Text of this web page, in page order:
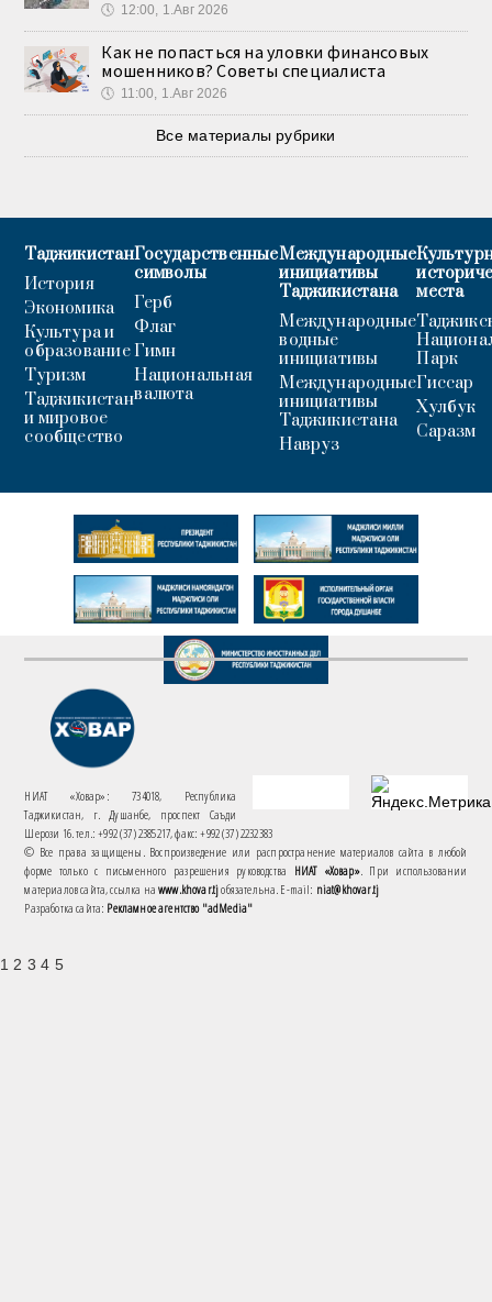
🕔 12:00, 1.Авг 2026
Как не попасться на уловки финансовых
мошенников? Советы специалиста
🕔 11:00, 1.Авг 2026
Все материалы рубрики
Таджикистан
История
Экономика
Культура и
образование
Туризм
Таджикистан
и мировое
сообщество
Государственные
символы
Герб
Флаг
Гимн
Национальная
валюта
Международные
инициативы
Таджикистана
Международные
водные
инициативы
Международные
инициативы
Таджикистана
Навруз
места
Парк
Гиссар
Хулбук
Саразм
НИАТ «Ховар»: 734018, Республика
Таджикистан, г. Душанбе, проспект Саъди
Шерози 16. тел.: +992 (37) 2385217, факс: +992 (37) 2232383
© Все права защищены. Воспроизведение или распространение материалов сайта в любой
форме только с письменного разрешения руководства НИАТ «Ховар». При использовании
материалов сайта, ссылка наwww.khovar.tjобязательна. E-mail: niat@khovar.tj
Разработка сайта: Рекламное агентство "adMedia"
1 2 3 4 5